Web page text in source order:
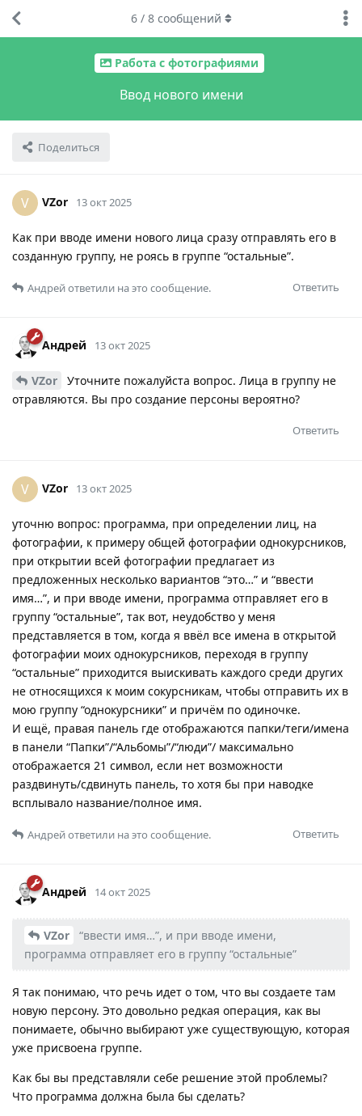
Работа с фотографиями
Ввод нового имени
Поделиться
6/ 8сообщений
V VZor 13 окт 2025
Как при вводе имени нового лица сразу отправлять его в
созданную группу, не роясь в группе “остальные”.
Ответить
Андрейответили на это сообщение.
Андрей 13 окт 2025
VZor
Уточните пожалуйста вопрос. Лица в группу не
отравляются. Вы про создание персоны вероятно?
Ответить
V VZor 13 окт 2025
уточню вопрос: программа, при определении лиц, на
фотографии, к примеру общей фотографии однокурсников,
при открытии всей фотографии предлагает из
предложенных несколько вариантов “это…” и “ввести
имя…”, и при вводе имени, программа отправляет его в
группу “остальные”, так вот, неудобство у меня
представляется в том, когда я ввёл все имена в открытой
фотографии моих однокурсников, переходя в группу
“остальные” приходится выискивать каждого среди других
не относящихся к моим сокурсникам, чтобы отправить их в
мою группу “однокурсники” и причём по одиночке.
И ещё, правая панель где отображаются папки/теги/имена
в панели “Папки”/“Альбомы”/“люди”/ максимально
отображается 21 символ, если нет возможности
раздвинуть/сдвинуть панель, то хотя бы при наводке
всплывало название/полное имя.
Ответить
Андрейответили на это сообщение.
Андрей 14 окт 2025
VZor
“ввести имя…”, и при вводе имени,
программа отправляет его в группу “остальные”
Я так понимаю, что речь идет о том, что вы создаете там
новую персону. Это довольно редкая операция, как вы
понимаете, обычно выбирают уже существующую, которая
уже присвоена группе.
Как бы вы представляли себе решение этой проблемы?
Что программа должна была бы сделать?